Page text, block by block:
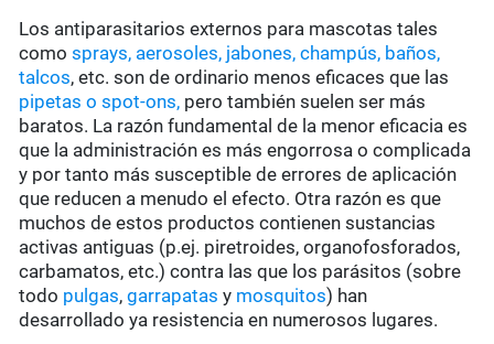
Los antiparasitarios externos para mascotas tales
comosprays, aerosoles, jabones, champús, baños,
talcos, etc. son de ordinario menos eficaces que las
pipetas o spot-ons, pero también suelen ser más
baratos. La razón fundamental de la menor eficacia es
que la administración es más engorrosa o complicada
y por tanto más susceptible de errores de aplicación
que reducen a menudo el efecto. Otra razón es que
muchos de estos productos contienen sustancias
activas antiguas (p.ej. piretroides, organofosforados,
carbamatos, etc.) contra las que los parásitos (sobre
todo pulgas,garrapatas y mosquitos) han
desarrollado ya resistencia en numerosos lugares.